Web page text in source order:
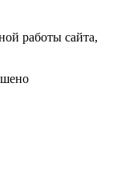
работы сайта,